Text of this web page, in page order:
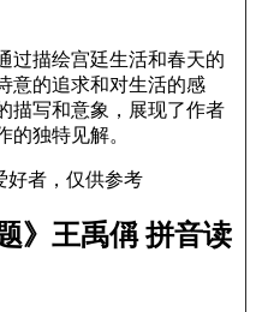
过描绘宫廷生活和春天的
意的追求和对生活的感
描写和意象，展现了作者
的独特见解。
好者，仅供参考
》王禹偁 拼音读